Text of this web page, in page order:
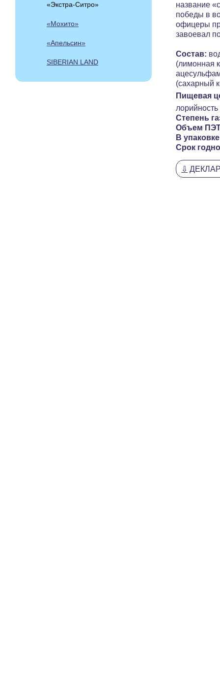
«Экстра-Ситро»
«Мохито»
«Апельсин»
SIBERIAN LAND
название
победы в
офицеры
завое­вал
Состав:
(лимонная
(сахарный
Пищевая
Степень
Объем
В
Срок
⇩